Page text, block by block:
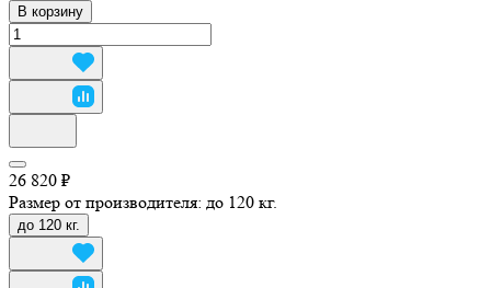
В корзину
26 820 ₽
Размер от производителя: до 120 кг.
до 120 кг.